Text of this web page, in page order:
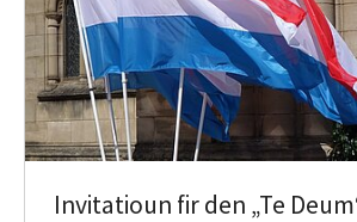
Invitatioun fir den „Te